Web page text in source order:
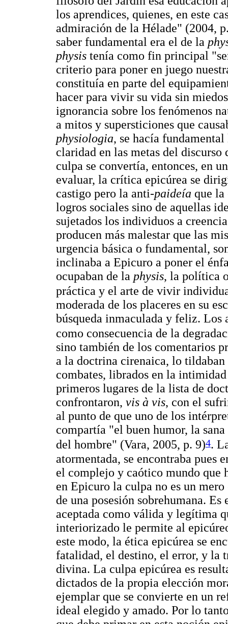
los aprendices, quienes, en este
admiración de la Hélade" (2004,
saber fundamental era el de la
physis tenía como fin principal
criterio para poner en juego
constituía en parte del
hacer para vivir su vida sin
ignorancia sobre los fenómenos
a mitos y supersticiones que
physiologia, se hacía
claridad en las metas del
culpa se convertía, entonces, en
evaluar, la crítica epicúrea se
castigo pero la anti-paideía que la
logros sociales sino de aquellas
sujetados los individuos a
producen más malestar que las
urgencia básica o fundamental,
inclinaba a Epicuro a poner el
ocupaban de la physis, la política
práctica y el arte de vivir
moderada de los placeres en su
búsqueda inmaculada y feliz. Los
como consecuencia de la
sino también de los comentarios
a la doctrina cirenaica, lo
combates, librados en la
primeros lugares de la lista de
confrontaron, vis à vis, con el
al punto de que uno de los
compartía "el buen humor, la
del hombre" (Vara, 2005, p. 9)4.
atormentada, se encontraba pues
el complejo y caótico mundo que
en Epicuro la culpa no es un
de una posesión sobrehumana.
aceptada como válida y legítima
interiorizado le permite al
este modo, la ética epicúrea se
fatalidad, el destino, el error, y la
divina. La culpa epicúrea es
dictados de la propia elección
ejemplar que se convierte en un
ideal elegido y amado. Por lo